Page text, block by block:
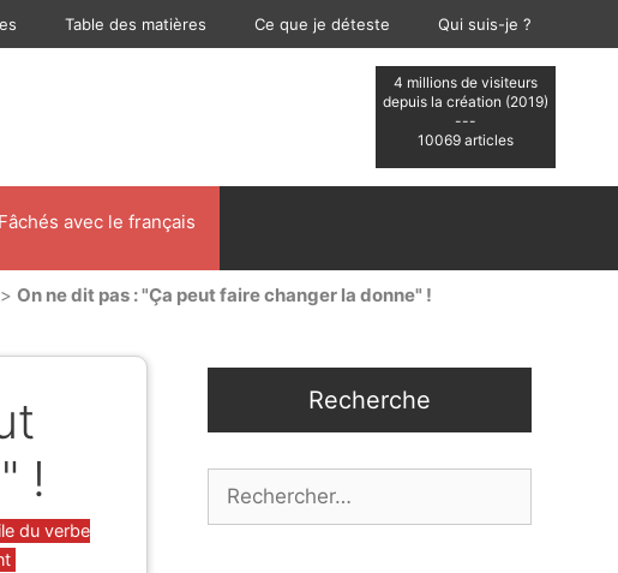
Table des matières Ce que je déteste Qui suis-je ?
4 millions de visiteurs
depuis la création (2019)
---
10069 articles
Fâchés avec le français
> On ne dit pas : "Ça peut faire changer la donne" !
!
du verbe
Recherche